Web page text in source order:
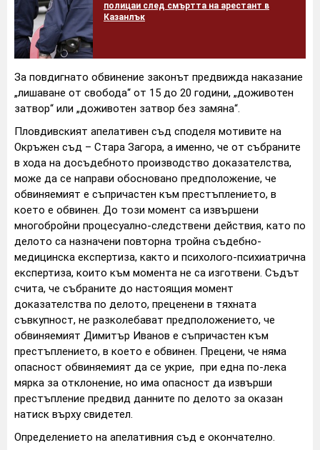
полицаи след смъртта на арестант в
Казанлък
За повдигнато обвинение законът предвижда наказание
„лишаване от свобода“ от 15 до 20 години, „доживотен
затвор“ или „доживотен затвор без замяна“.
Пловдивският апелативен съд споделя мотивите на
Окръжен съд – Стара Загора, а именно, че от събраните
в хода на досъдебното производство доказателства,
може да се направи обосновано предположение, че
обвиняемият е съпричастен към престъплението, в
което е обвинен. До този момент са извършени
многобройни процесуално-следствени действия, като по
делото са назначени повторна тройна съдебно-
медицинска експертиза, както и психолого-психиатрична
експертиза, които към момента не са изготвени. Съдът
счита, че събраните до настоящия момент
доказателства по делото, преценени в тяхната
съвкупност, не разколебават предположението, че
обвиняемият Димитър Иванов е съпричастен към
престъплението, в което е обвинен. Прецени, че няма
опасност обвиняемият да се укрие, при една по-лека
мярка за отклонение, но има опасност да извърши
престъпление предвид данните по делото за оказан
натиск върху свидетел.
Определението на апелативния съд е окончателно.